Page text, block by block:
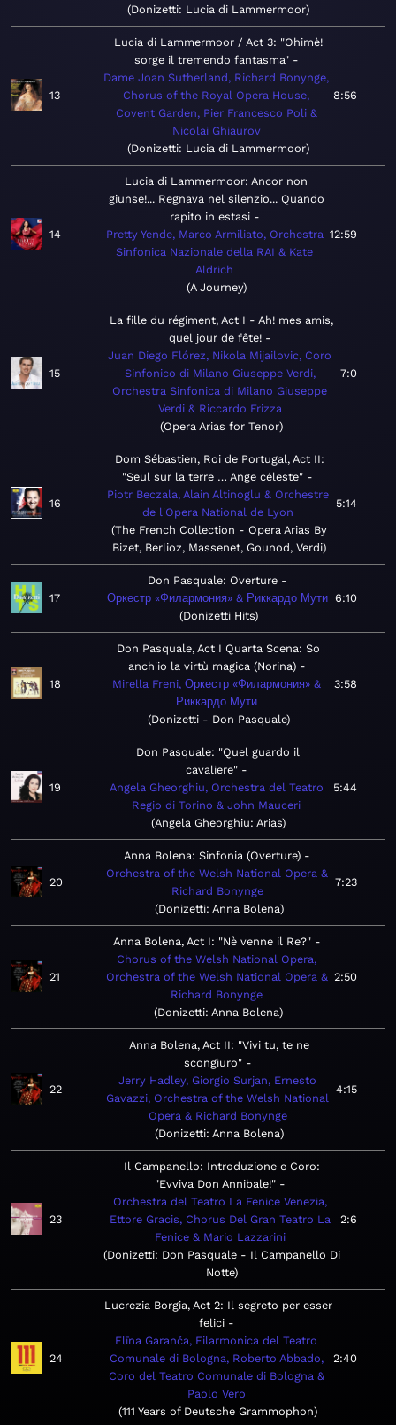
Donizetti: Lucia di Lammermoor
13
Lucia di Lammermoor / Act 3: "Ohimè!
sorge il tremendo fantasma"
Dame Joan Sutherland, Richard Bonynge,
Chorus of the Royal Opera House,
Covent Garden, Pier Francesco Poli &
Nicolai Ghiaurov
Donizetti: Lucia di Lammermoor
8:56
14
Lucia di Lammermoor: Ancor non
giunse!... Regnava nel silenzio... Quando
rapito in estasi
Pretty Yende, Marco Armiliato, Orchestra
Sinfonica Nazionale della RAI & Kate
Aldrich
A Journey
12:59
15
La fille du régiment, Act I - Ah! mes amis,
quel jour de fête!
Juan Diego Flórez, Nikola Mijailovic, Coro
Sinfonico di Milano Giuseppe Verdi,
Orchestra Sinfonica di Milano Giuseppe
Verdi & Riccardo Frizza
Opera Arias for Tenor
7:0
16
Dom Sébastien, Roi de Portugal, Act II:
"Seul sur la terre … Ange céleste"
Piotr Beczala, Alain Altinoglu & Orchestre
de l'Opera National de Lyon
The French Collection - Opera Arias By
Bizet, Berlioz, Massenet, Gounod, Verdi
5:14
17
Don Pasquale: Overture
Оркестр «Филармония» & Риккардо Мути
Donizetti Hits
6:10
18
Don Pasquale, Act I Quarta Scena: So
anch'io la virtù magica (Norina)
Mirella Freni, Оркестр «Филармония» &
Риккардо Мути
Donizetti - Don Pasquale
3:58
19
Don Pasquale: "Quel guardo il
cavaliere"
Angela Gheorghiu, Orchestra del Teatro
Regio di Torino & John Mauceri
Angela Gheorghiu: Arias
5:44
20
Anna Bolena: Sinfonia (Overture)
Orchestra of the Welsh National Opera &
Richard Bonynge
Donizetti: Anna Bolena
7:23
21
Anna Bolena, Act I: "Nè venne il Re?"
Chorus of the Welsh National Opera,
Orchestra of the Welsh National Opera &
Richard Bonynge
Donizetti: Anna Bolena
2:50
22
Anna Bolena, Act II: "Vivi tu, te ne
scongiuro"
Jerry Hadley, Giorgio Surjan, Ernesto
Gavazzi, Orchestra of the Welsh National
Opera & Richard Bonynge
Donizetti: Anna Bolena
4:15
23
Il Campanello: Introduzione e Coro:
"Evviva Don Annibale!"
Orchestra del Teatro La Fenice Venezia,
Ettore Gracis, Chorus Del Gran Teatro La
Fenice & Mario Lazzarini
Donizetti: Don Pasquale - Il Campanello Di
Notte
2:6
24
Lucrezia Borgia, Act 2: Il segreto per esser
felici
Elīna Garanča, Filarmonica del Teatro
Comunale di Bologna, Roberto Abbado,
Coro del Teatro Comunale di Bologna &
Paolo Vero
111 Years of Deutsche Grammophon
2:40